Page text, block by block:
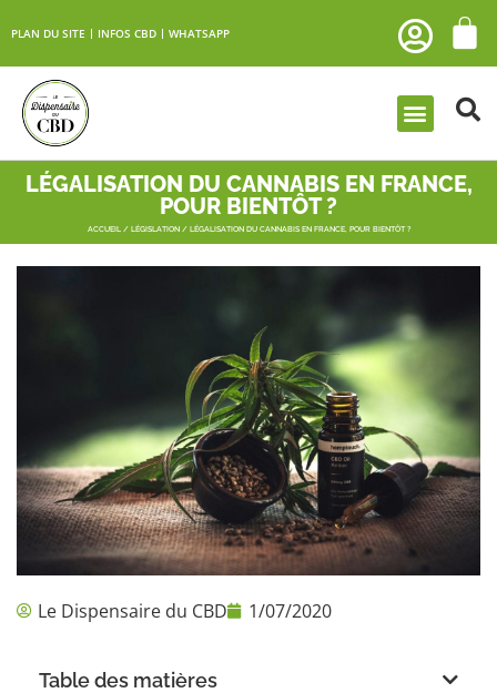
PLAN DU SITE INFOS CBD WHATSAPP
LÉGALISATION DU CANNABIS EN FRANCE,
POUR BIENTÔT ?
ACCUEIL / LÉGISLATION/ LÉGALISATION DU CANNABIS EN FRANCE, POUR BIENTÔT ?
Le Dispensaire du CBD 1/07/2020
Table des matières